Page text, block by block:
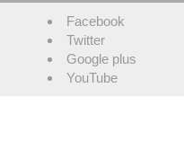
Facebook
Twitter
Google plus
YouTube